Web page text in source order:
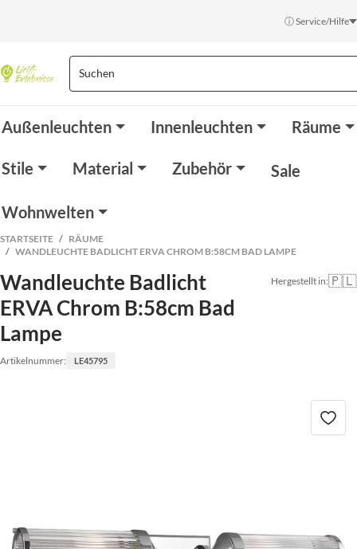
ⓘ Service/Hilfe
Außenleuchten Innenleuchten Räume
Stile Material Zubehör Sale
Wohnwelten
STARTSEITE
RÄUME
WANDLEUCHTE BADLICHT ERVA CHROM B:58CM BAD LAMPE
Wandleuchte Badlicht
ERVA Chrom B:58cm Bad
Lampe
Artikelnummer: LE45795
Hergestellt in:🇵🇱